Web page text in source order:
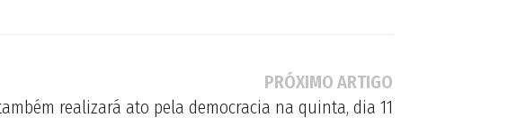
PRÓXIMO ARTIGO
realizará ato pela democracia na quinta, dia 11